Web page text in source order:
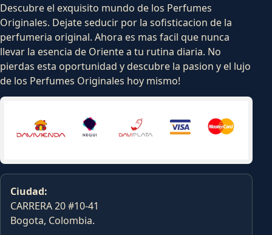
Descubre el exquisito mundo de los Perfumes
Originales. Dejate seducir por la sofisticacion de la
perfumeria original. Ahora es mas facil que nunca
llevar la esencia de Oriente a tu rutina diaria. No
pierdas esta oportunidad y descubre la pasion y el lujo
de los Perfumes Originales hoy mismo!
Ciudad:
CARRERA 20 #10-41
Bogota, Colombia.